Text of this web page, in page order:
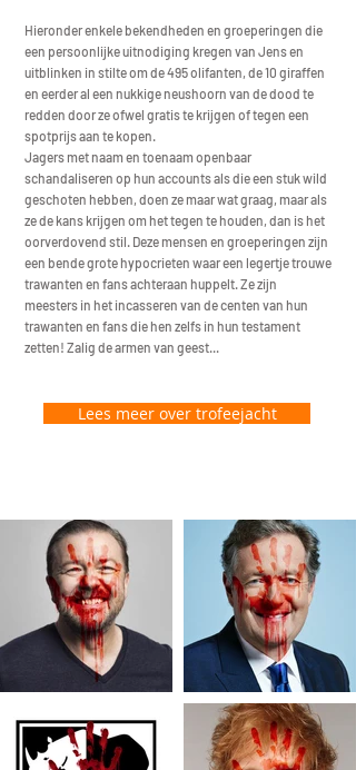
Hieronder enkele bekendheden en groeperingen die
een persoonlijke uitnodiging kregen van Jens en
uitblinken in stilte om de 495 olifanten, de 10 giraffen
en eerder al een nukkige neushoorn van de dood te
redden door ze ofwel gratis te krijgen of tegen een
spotprijs aan te kopen.
Jagers met naam en toenaam openbaar
schandaliseren op hun accounts als die een stuk wild
geschoten hebben, doen ze maar wat graag, maar als
ze de kans krijgen om het tegen te houden, dan is het
oorverdovend stil. Deze mensen en groeperingen zijn
een bende grote hypocrieten waar een legertje trouwe
trawanten en fans achteraan huppelt. Ze zijn
meesters in het incasseren van de centen van hun
trawanten en fans die hen zelfs in hun testament
zetten! Zalig de armen van geest...
Lees meer over trofeejacht